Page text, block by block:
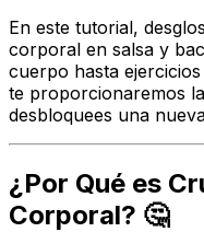
En este tutorial,
corporal en salsa y
cuerpo hasta
te proporcionaremos
desbloquees una
¿Por Qué es
Corporal? 🤔